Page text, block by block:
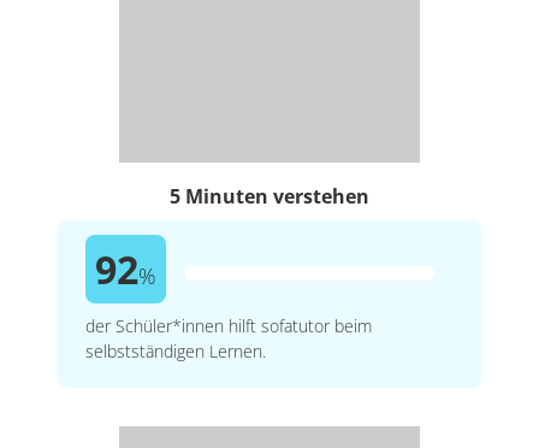
5 Minuten verstehen
92%
der Schüler*innen hilft sofatutor beim
selbstständigen Lernen.